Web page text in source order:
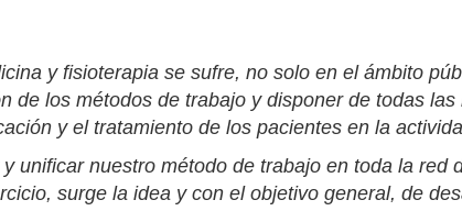
y fisioterapia se sufre, no solo en el ámbito
de los métodos de trabajo y disponer de todas
y el tratamiento de los pacientes en la
unificar nuestro método de trabajo en toda la
surge la idea y con el objetivo general, de